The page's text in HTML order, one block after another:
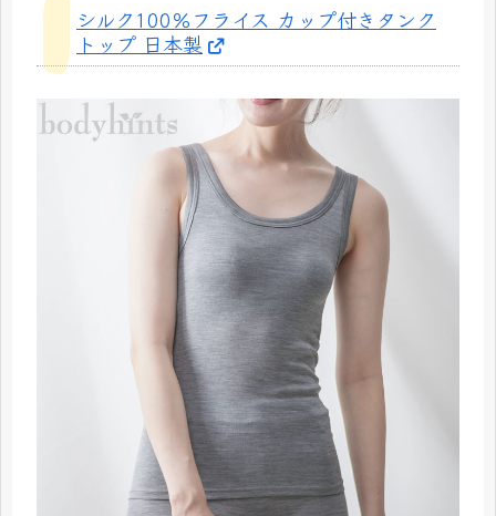
シルク100％フライス カップ付きタンク
トップ 日本製